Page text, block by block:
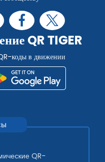
QR TIGER
коды в движении
QR-